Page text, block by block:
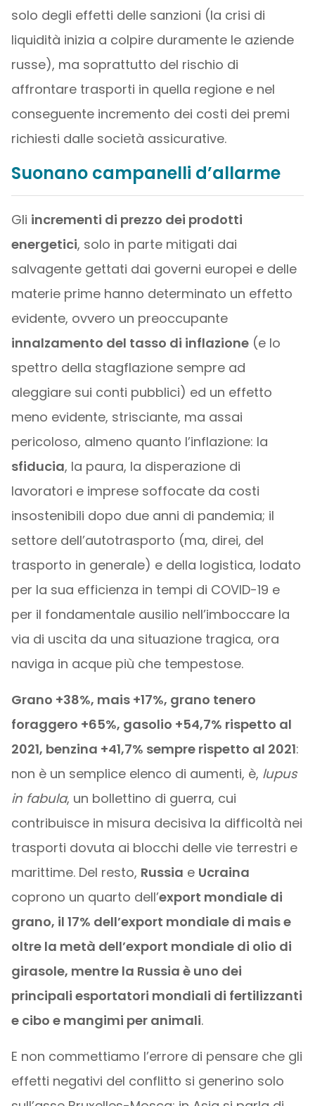
solo degli effetti delle sanzioni (la crisi di
liquidità inizia a colpire duramente le aziende
russe), ma soprattutto del rischio di
affrontare trasporti in quella regione e nel
conseguente incremento dei costi dei premi
richiesti dalle società assicurative.
Suonano campanelli d’allarme
Gli incrementi di prezzo dei prodotti
energetici, solo in parte mitigati dai
salvagente gettati dai governi europei e delle
materie prime hanno determinato un effetto
evidente, ovvero un preoccupante
innalzamento del tasso di inflazione(e lo
spettro della stagflazione sempre ad
aleggiare sui conti pubblici) ed un effetto
meno evidente, strisciante, ma assai
pericoloso, almeno quanto l’inflazione: la
sfiducia, la paura, la disperazione di
lavoratori e imprese soffocate da costi
insostenibili dopo due anni di pandemia; il
settore dell’autotrasporto (ma, direi, del
trasporto in generale) e della logistica, lodato
per la sua efficienza in tempi di COVID-19 e
per il fondamentale ausilio nell’imboccare la
via di uscita da una situazione tragica, ora
naviga in acque più che tempestose.
Grano +38%, mais +17%, grano tenero
foraggero +65%, gasolio +54,7% rispetto al
2021, benzina +41,7% sempre rispetto al 2021:
non è un semplice elenco di aumenti, è, lupus
in fabula, un bollettino di guerra, cui
contribuisce in misura decisiva la difficoltà nei
trasporti dovuta ai blocchi delle vie terrestri e
marittime. Del resto, Russia e Ucraina
coprono un quarto dell’export mondiale di
grano, il 17% dell’export mondiale di mais e
oltre la metà dell’export mondiale di olio di
girasole, mentre la Russia è uno dei
principali esportatori mondiali di fertilizzanti
e cibo e mangimi per animali.
E non commettiamo l’errore di pensare che gli
effetti negativi del conflitto si generino solo